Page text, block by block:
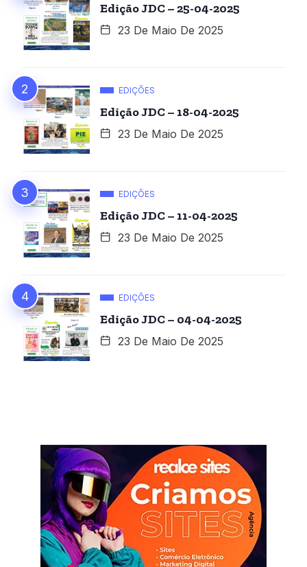
Edição JDC – 25-04-2025
23 De Maio De 2025
EDIÇÕES
Edição JDC – 18-04-2025
23 De Maio De 2025
EDIÇÕES
Edição JDC – 11-04-2025
23 De Maio De 2025
EDIÇÕES
Edição JDC – 04-04-2025
23 De Maio De 2025